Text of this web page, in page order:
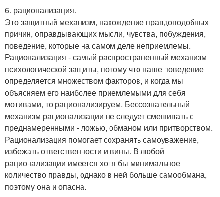
6. рационализация.
Это защитный механизм, нахождение правдоподобных
причин, оправдывающих мысли, чувства, побуждения,
поведение, которые на самом деле неприемлемы.
Рационализация - самый распространенный механизм
психологической защиты, потому что наше поведение
определяется множеством факторов, и когда мы
объясняем его наиболее приемлемыми для себя
мотивами, то рационализируем. Бессознательный
механизм рационализации не следует смешивать с
преднамеренными - ложью, обманом или притворством.
Рационализация помогает сохранять самоуважение,
избежать ответственности и вины. В любой
рационализации имеется хотя бы минимальное
количество правды, однако в ней больше самообмана,
поэтому она и опасна.